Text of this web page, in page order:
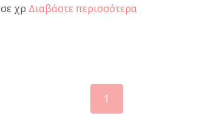
σε χρ Διαβάστε περισσότερα
1